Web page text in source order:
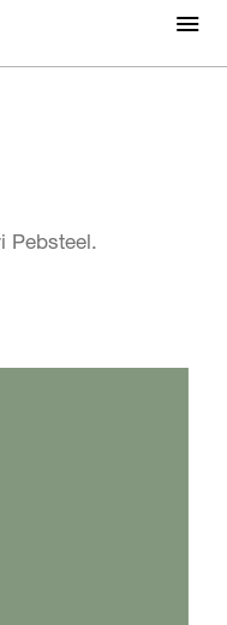
Pebsteel.